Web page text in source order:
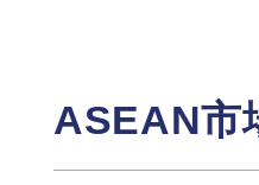
ASEAN市
ONE
サービス資料ダ